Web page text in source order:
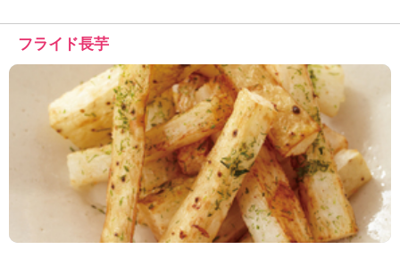
フライド長芋